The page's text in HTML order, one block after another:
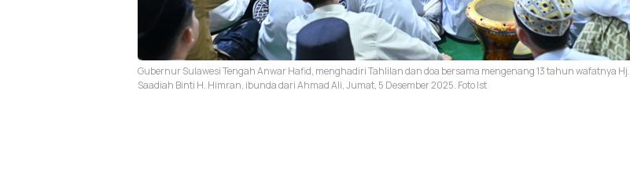
Gubernur Sulawesi Tengah Anwar Hafid, menghadiri Tahlilan dan doa bersama mengenang 13 tahun wafatnya Hj.
Saadiah Binti H. Himran, ibunda dari Ahmad Ali, Jumat, 5 Desember 2025. Foto Ist